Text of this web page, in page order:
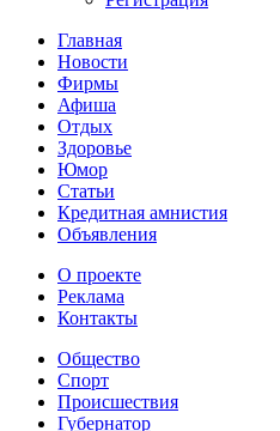
Главная
Новости
Фирмы
Афиша
Отдых
Здоровье
Юмор
Статьи
Кредитная амнистия
Объявления
О проекте
Реклама
Контакты
Общество
Спорт
Происшествия
Губернатор